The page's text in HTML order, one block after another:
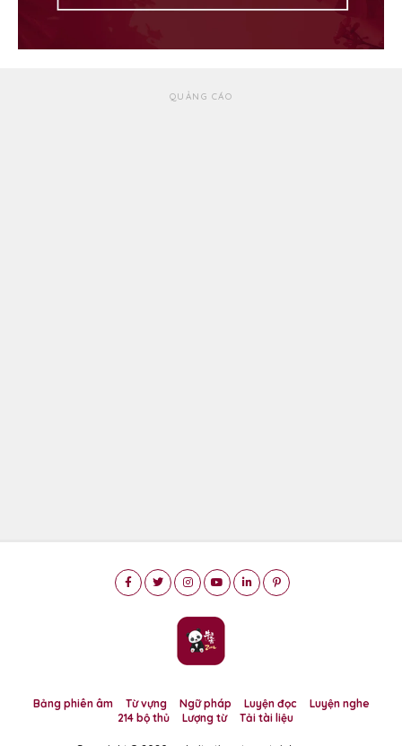
QUẢNG CÁO
Bảng phiên âm Từ vựng Ngữ pháp Luyện đọc
Luyện nghe
214 bộ thủ
Lượng từ Tải tài liệu